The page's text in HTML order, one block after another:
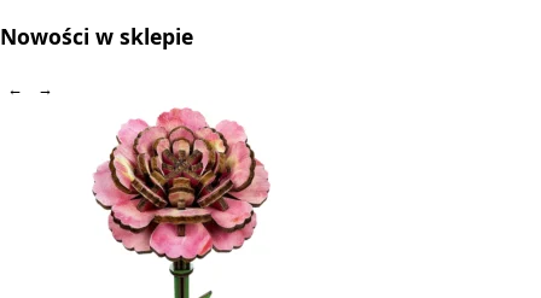
Nowości w sklepie
← →